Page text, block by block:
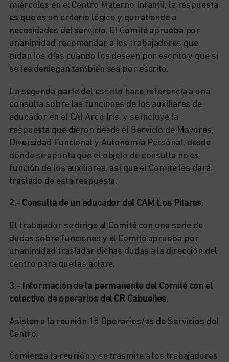
miércoles en el Centro Materno Infantil, la respuesta
es que es un criterio lógico y que atiende a
necesidades del servicio. El Comité aprueba por
unanimidad recomendar a los trabajadores que
pidan los días cuando los deseen por escrito y que si
se les deniegan también sea por escrito.
La segunda parte del escrito hace referencia a una
consulta sobre las funciones de los auxiliares de
educador en el CAI Arco Iris, y se incluye la
respuesta que dieron desde el Servicio de Mayores,
Diversidad Funcional y Autonomía Personal, desde
donde se apunta que el objeto de consulta no es
función de los auxiliares, así que el Comité les dará
traslado de esta respuesta.
2.- Consulta de un educador del CAM Los Pilares.
El trabajador se dirige al Comité con una serie de
dudas sobre funciones y el Comité aprueba por
unanimidad trasladar dichas dudas a la dirección del
centro para que las aclare.
3.- Información de la permanente del Comité con el
colectivo de operarios del CR Cabueñes.
Asisten a la reunión 18 Operarios/as de Servicios del
Centro.
Comienza la reunión y se trasmite a los trabajadores